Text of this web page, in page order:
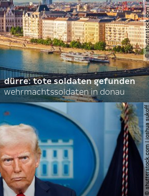
©
dürre: tote soldaten gefunden
wehrmachtssoldaten in donau
©